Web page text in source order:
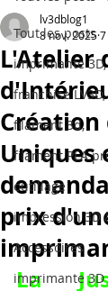
Tout les posts
imprimante 3D,
franchise LV3D,
filament 3d,
filament PLA
outillage
impression 3D
Accessoires
imprimante
L'Atelier
Création
Uniques
prix
lv3dblog1
8 nov. 2025
La